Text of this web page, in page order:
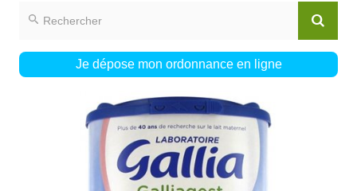
Je dépose mon ordonnance en ligne